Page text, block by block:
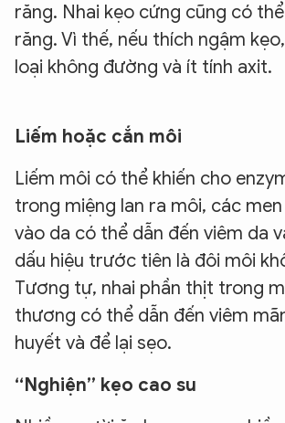
răng. Nhai kẹo cứng cũng có
răng. Vì thế, nếu thích ngậm
loại không đường và ít tính axit.
Liếm hoặc cắn môi
Liếm môi có thể khiến cho
trong miệng lan ra môi, các
vào da có thể dẫn đến viêm da
dấu hiệu trước tiên là đôi môi
Tương tự, nhai phần thịt trong
thương có thể dẫn đến viêm
huyết và để lại sẹo.
“Nghiện” kẹo cao su